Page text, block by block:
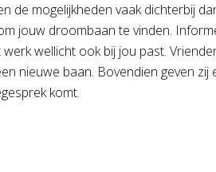
de mogelijkheden vaak dichterbij
jouw droombaan te vinden.
wellicht ook bij jou past.
nieuwe baan. Bovendien geven
komt.